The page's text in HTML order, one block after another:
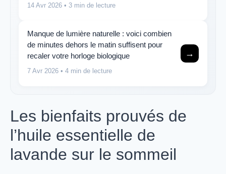
14 Avr 2026 • 3 min de lecture
Manque de lumière naturelle : voici combien
de minutes dehors le matin suffisent pour
recaler votre horloge biologique
7 Avr 2026 • 4 min de lecture
→
Les bienfaits prouvés de
l’huile essentielle de
lavande sur le sommeil